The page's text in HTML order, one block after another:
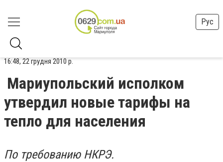
Рус
16:48, 22 грудня 2010 р.
Мариупольский исполком
утвердил новые тарифы на
тепло для населения
По требованию НКРЭ.